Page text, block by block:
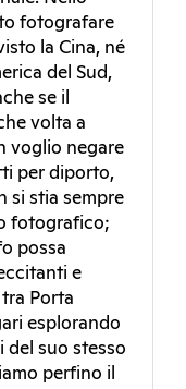
fotografare
la Cina, né
del Sud,
se il
volta a
voglio negare
per diporto,
si stia sempre
fotografico;
possa
e
Porta
esplorando
del suo stesso
perfino il